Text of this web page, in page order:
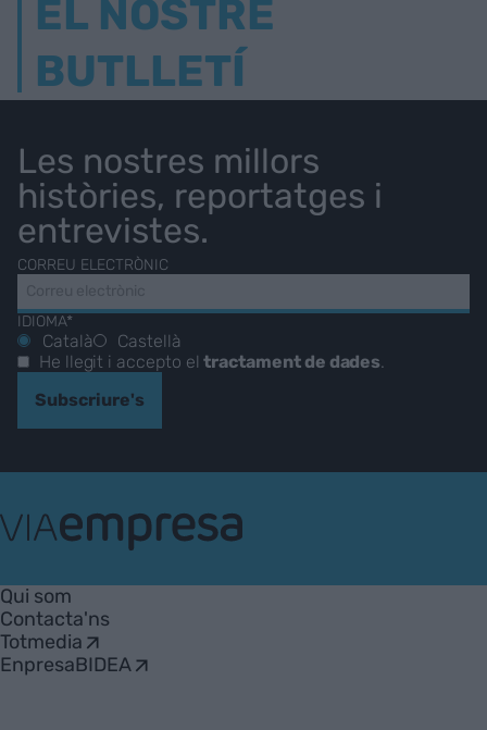
EL NOSTRE
BUTLLETÍ
Les nostres millors
històries, reportatges i
entrevistes.
CORREU ELECTRÒNIC
IDIOMA*
Català
Castellà
He llegit i accepto eltractament de dades.
Subscriure's
Empresa
Qui som
Contacta'ns
Totmedia
EnpresaBIDEA